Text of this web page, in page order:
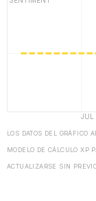
LOS DATOS DEL GRÁFICO
MODELO DE CÁLCULO XP
ACTUALIZARSE SIN